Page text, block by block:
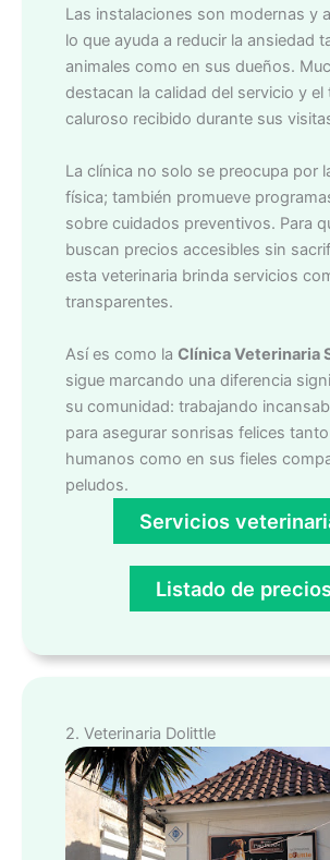
Las instalaciones son modernas y
lo que ayuda a reducir la ansiedad
animales como en sus dueños.
destacan la calidad del servicio y el
caluroso recibido durante sus
La clínica no solo se preocupa por
física; también promueve
sobre cuidados preventivos. Para
buscan precios accesibles sin
esta veterinaria brinda servicios
transparentes.
Así es como la Clínica Veterinaria
sigue marcando una diferencia
su comunidad: trabajando
para asegurar sonrisas felices
humanos como en sus fieles
peludos.
Servicios
Listado de
2. Veterinaria Dolittle